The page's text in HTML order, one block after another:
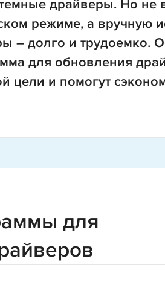
драйверы. Но не
режиме, а вручную
– долго и трудоемко.
для обновления
цели и помогут
для